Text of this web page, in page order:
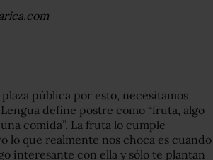
pública por esto, necesitamos
define postre como “fruta, algo
comida”. La fruta lo cumple
lo que realmente nos choca es cuando
interesante con ella y sólo te plantan